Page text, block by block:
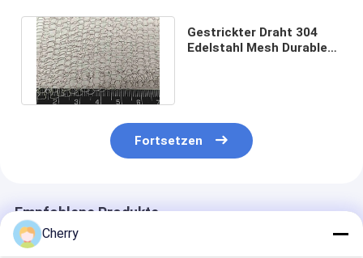
Gestrickter Draht 304
Edelstahl Mesh Durable
Fortsetzen
Empfohlene Produkte
Cherry